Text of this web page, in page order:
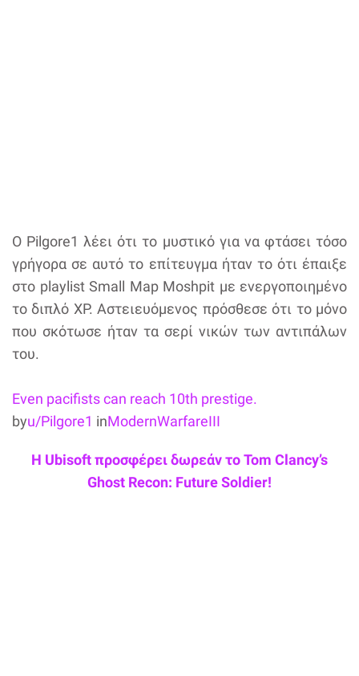
Ο Pilgore1 λέει ότι το μυστικό για να φτάσει τόσο
γρήγορα σε αυτό το επίτευγμα ήταν το ότι έπαιξε
στο playlist Small Map Moshpit με ενεργοποιημένο
το διπλό XP. Αστειευόμενος πρόσθεσε ότι το μόνο
που σκότωσε ήταν τα σερί νικών των αντιπάλων
του.
Even pacifists can reach 10th prestige.
byu/Pilgore1 inModernWarfareIII
Η Ubisoft προσφέρει δωρεάν το Tom Clancy’s
Ghost Recon: Future Soldier!